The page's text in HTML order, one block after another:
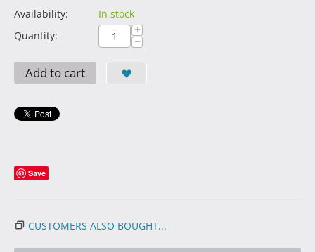
Availability:
In stock
Quantity:
+
−
Add to cart
Save
CUSTOMERS ALSO BOUGHT...